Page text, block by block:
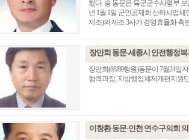
했다. 송 동문은 육군군수사령부
년 1월 1일 군인공제회 산하사업
제조)의 제조 3사가 경영효율화 측
장만희 동문-세종시 안전행정
장만희(88/89행원)동문이 7월24일
협력과장, 지방행정체제개편지원
이창환 동문-인천 연수구의회